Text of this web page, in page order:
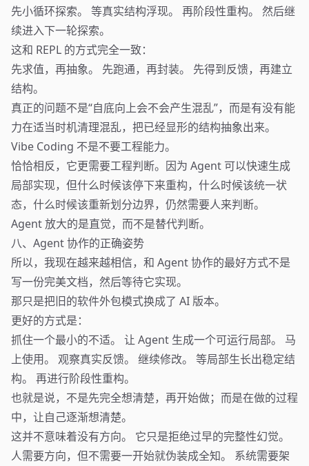
先小循环探索。 等真实结构浮现。 再阶段性重构。 然后继
续进入下一轮探索。
这和 REPL 的方式完全一致：
先求值，再抽象。 先跑通，再封装。 先得到反馈，再建立
结构。
真正的问题不是“自底向上会不会产生混乱”，而是有没有能
力在适当时机清理混乱，把已经显形的结构抽象出来。
Vibe Coding 不是不要工程能力。
恰恰相反，它更需要工程判断。因为 Agent 可以快速生成
局部实现，但什么时候该停下来重构，什么时候该统一状
态，什么时候该重新划分边界，仍然需要人来判断。
Agent 放大的是直觉，而不是替代判断。
八、Agent 协作的正确姿势
所以，我现在越来越相信，和 Agent 协作的最好方式不是
写一份完美文档，然后等待它实现。
那只是把旧的软件外包模式换成了 AI 版本。
更好的方式是：
抓住一个最小的不适。 让 Agent 生成一个可运行局部。 马
上使用。 观察真实反馈。 继续修改。 等局部生长出稳定结
构。 再进行阶段性重构。
也就是说，不是先完全想清楚，再开始做；而是在做的过程
中，让自己逐渐想清楚。
这并不意味着没有方向。 它只是拒绝过早的完整性幻觉。
人需要方向，但不需要一开始就伪装成全知。 系统需要架